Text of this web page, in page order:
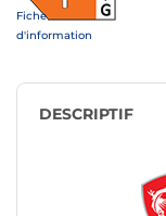
Fiche
d'information
DESCRIPTIF